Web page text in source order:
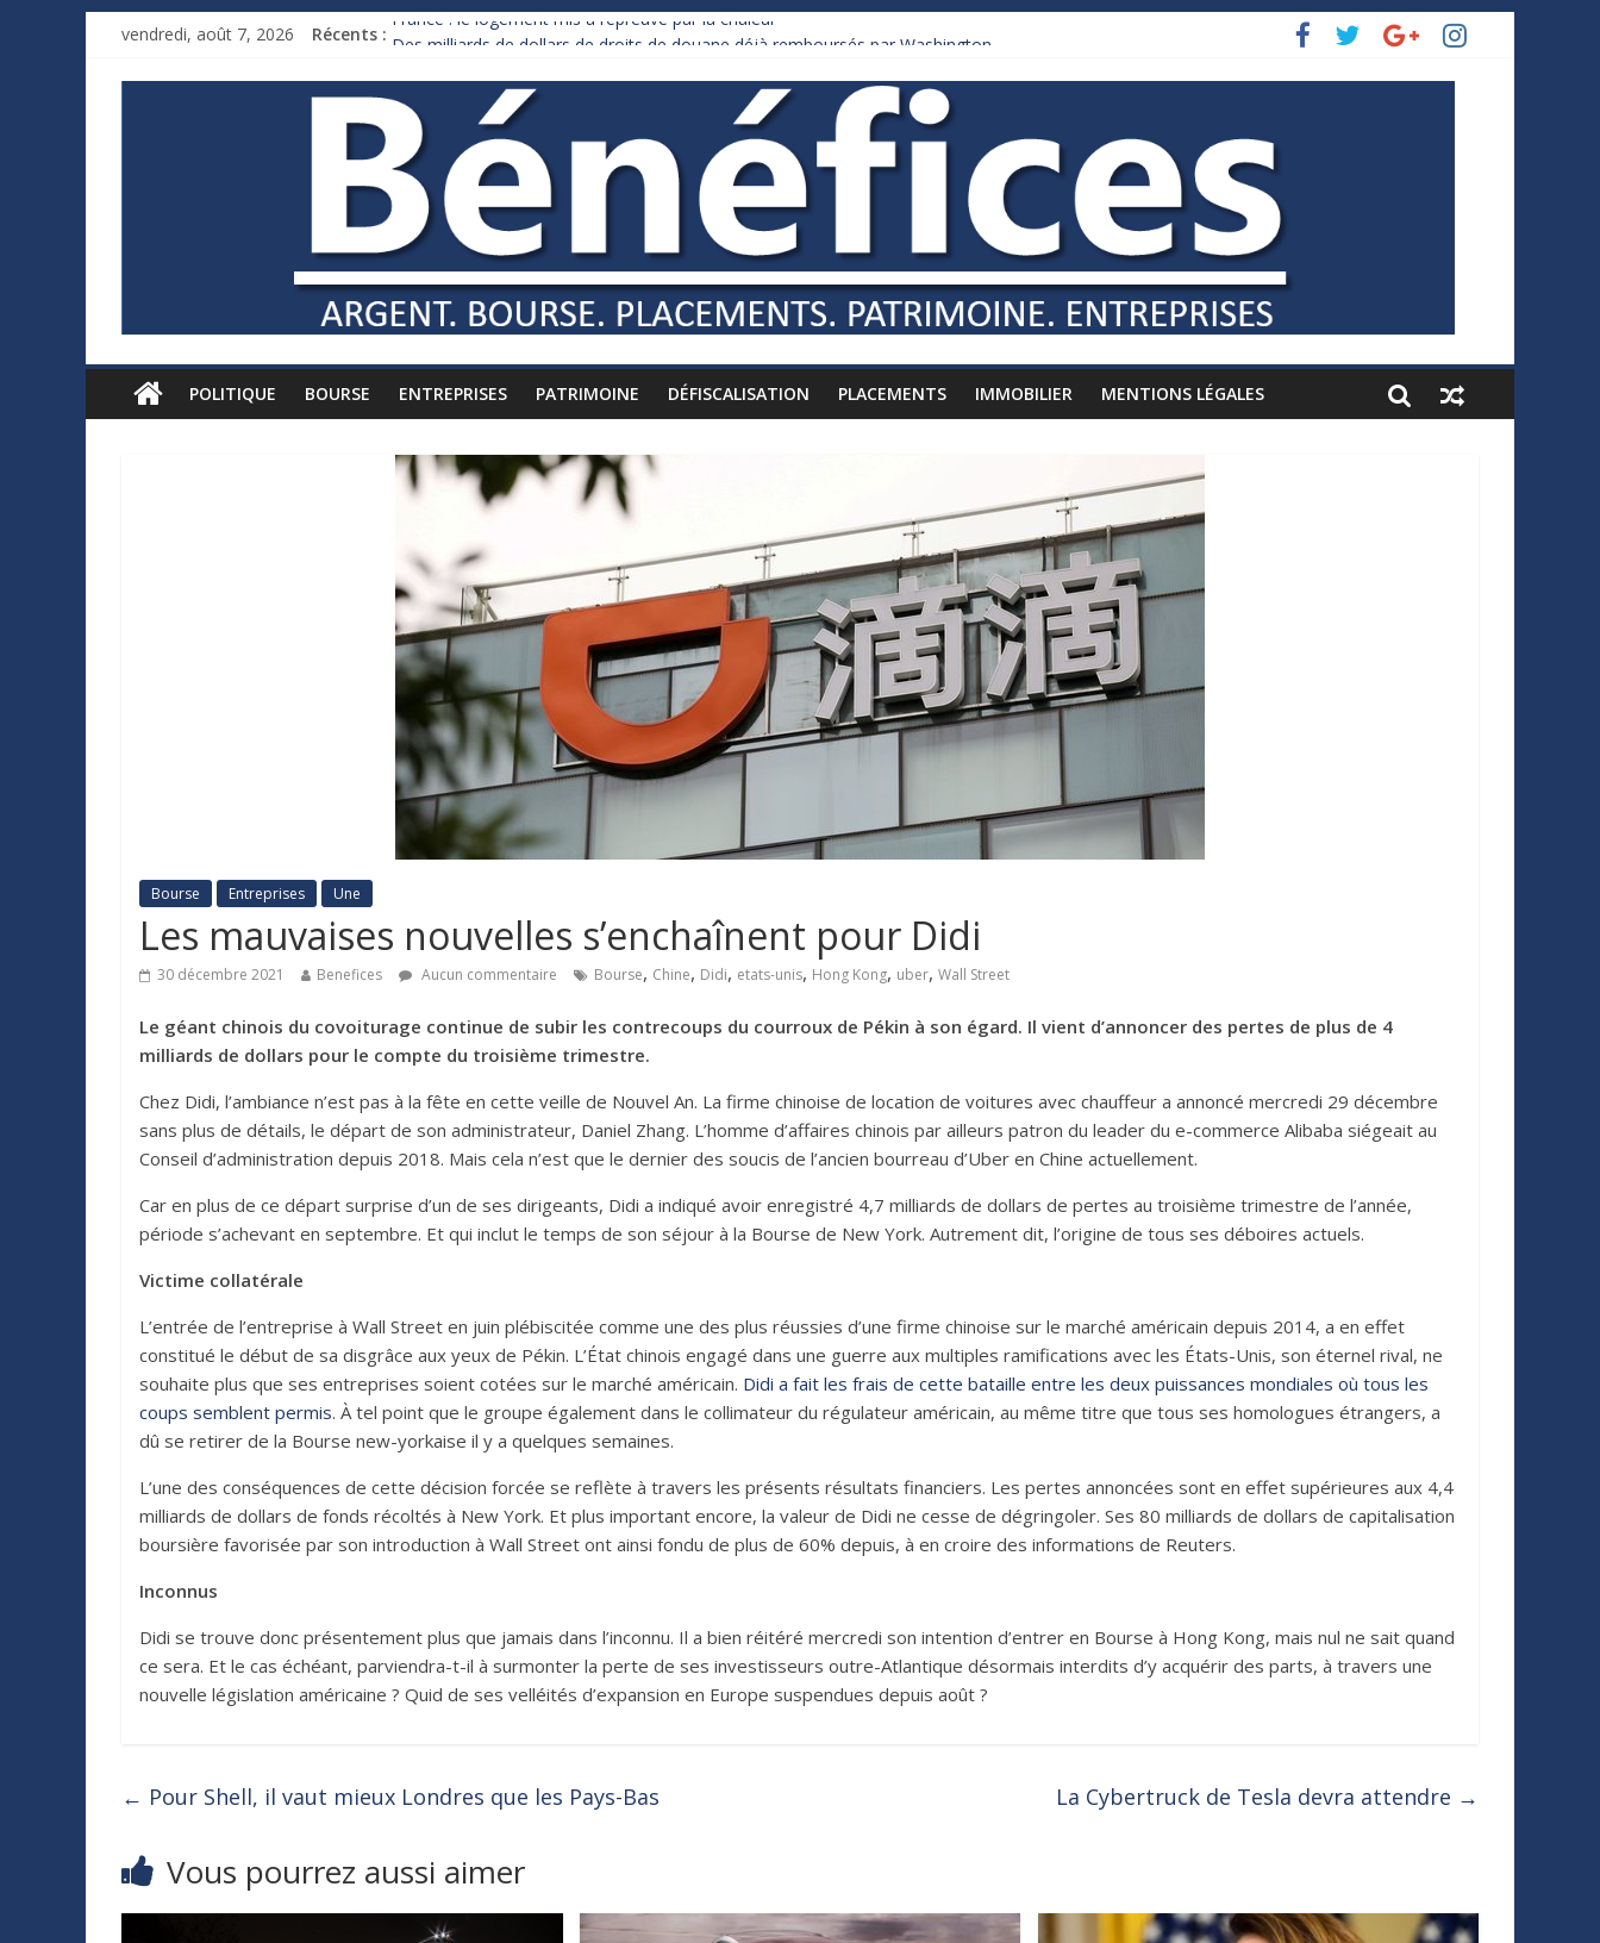
vendredi, août 7, 2026 Récents : France : le logement mis à l’épreuve par la chaleur
Royaume-Uni : Andy Burnham recule sur l’impôt
Xavier Niel, le milliardaire qui ne touche presque rien
Ruée des fortunes russes vers l’étranger
POLITIQUE BOURSE ENTREPRISES PATRIMOINE DÉFISCALISATION PLACEMENTS IMMOBILIER MENTIONS LÉGALES
Bourse Entreprises Une
Les mauvaises nouvelles s’enchaînent pour Didi
30 décembre 2021 Benefices Aucun commentaire Bourse, Chine, Didi, etats-unis, Hong Kong, uber, Wall Street
Le géant chinois du covoiturage continue de subir les contrecoups du courroux de Pékin à son égard. Il vient d’annoncer des pertes de plus de 4
milliards de dollars pour le compte du troisième trimestre.
Chez Didi, l’ambiance n’est pas à la fête en cette veille de Nouvel An. La firme chinoise de location de voitures avec chauffeur a annoncé mercredi 29 décembre
sans plus de détails, le départ de son administrateur, Daniel Zhang. L’homme d’affaires chinois par ailleurs patron du leader du e-commerce Alibaba siégeait au
Conseil d’administration depuis 2018. Mais cela n’est que le dernier des soucis de l’ancien bourreau d’Uber en Chine actuellement.
Car en plus de ce départ surprise d’un de ses dirigeants, Didi a indiqué avoir enregistré 4,7 milliards de dollars de pertes au troisième trimestre de l’année,
période s’achevant en septembre. Et qui inclut le temps de son séjour à la Bourse de New York. Autrement dit, l’origine de tous ses déboires actuels.
Victime collatérale
L’entrée de l’entreprise à Wall Street en juin plébiscitée comme une des plus réussies d’une firme chinoise sur le marché américain depuis 2014, a en effet
constitué le début de sa disgrâce aux yeux de Pékin. L’État chinois engagé dans une guerre aux multiples ramifications avec les États-Unis, son éternel rival, ne
souhaite plus que ses entreprises soient cotées sur le marché américain. Didi a fait les frais de cette bataille entre les deux puissances mondiales où tous les
coups semblent permis. À tel point que le groupe également dans le collimateur du régulateur américain, au même titre que tous ses homologues étrangers, a
dû se retirer de la Bourse new-yorkaise il y a quelques semaines.
L’une des conséquences de cette décision forcée se reflète à travers les présents résultats financiers. Les pertes annoncées sont en effet supérieures aux 4,4
milliards de dollars de fonds récoltés à New York. Et plus important encore, la valeur de Didi ne cesse de dégringoler. Ses 80 milliards de dollars de capitalisation
boursière favorisée par son introduction à Wall Street ont ainsi fondu de plus de 60% depuis, à en croire des informations de Reuters.
Inconnus
Didi se trouve donc présentement plus que jamais dans l’inconnu. Il a bien réitéré mercredi son intention d’entrer en Bourse à Hong Kong, mais nul ne sait quand
ce sera. Et le cas échéant, parviendra-t-il à surmonter la perte de ses investisseurs outre-Atlantique désormais interdits d’y acquérir des parts, à travers une
nouvelle législation américaine ? Quid de ses velléités d’expansion en Europe suspendues depuis août ?
← Pour Shell, il vaut mieux Londres que les Pays-Bas La Cybertruck de Tesla devra attendre →
Vous pourrez aussi aimer